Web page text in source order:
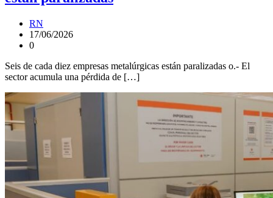
RN
17/06/2026
0
Seis de cada diez empresas metalúrgicas están paralizadas o.- El
sector acumula una pérdida de […]